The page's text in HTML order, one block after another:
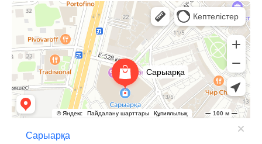
Сарыарка
Торговый центр в Астане
Развлекательный центр в Астане